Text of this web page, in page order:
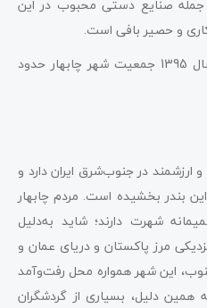
جمله صنایع دستی محبوب در این
و حصیر بافی است.
بر اساس آخرین آمار رسمی در سال 1395 جمعیت شهر چابهار حدود
ارزشمند در جنوب‌شرق ایران دارد و
بندر بخشیده است. مردم چابهار
شهرت دارند؛ شاید به‌دلیل
مرز پاکستان و دریای عمان و
این شهر همواره محل رفت‌وآمد
دلیل، بسیاری از گردشگران